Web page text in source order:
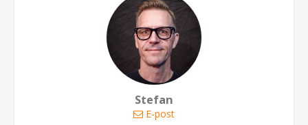
Stefan
E-post